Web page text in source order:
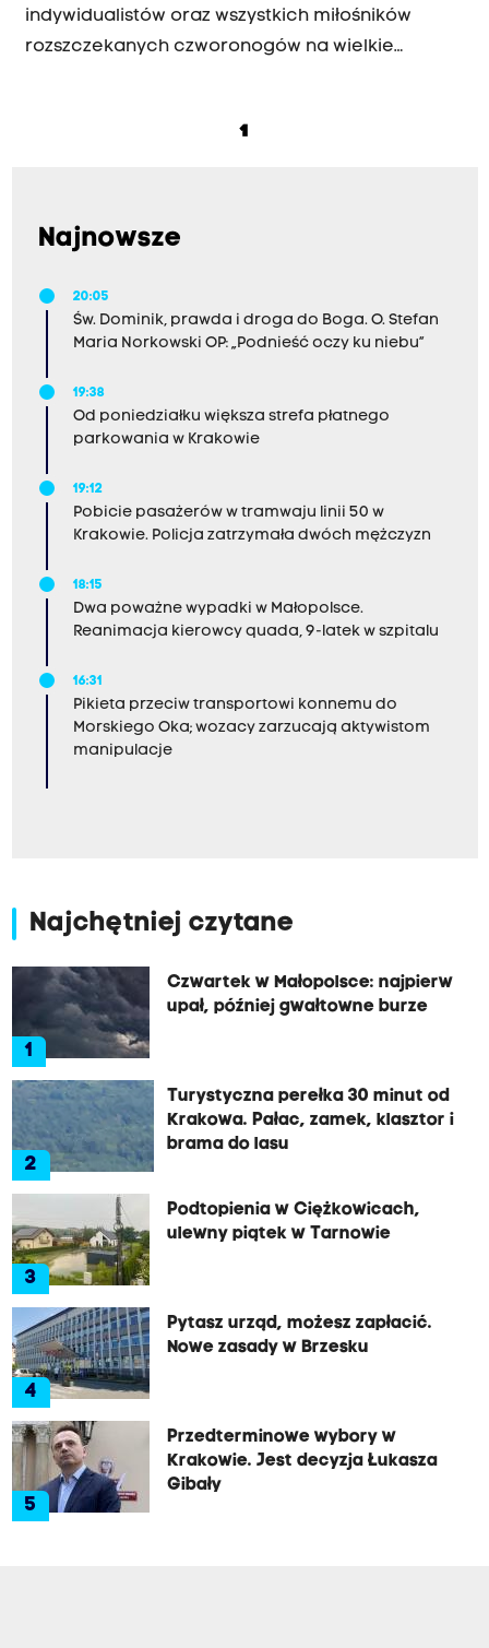
indywidualistów oraz wszystkich miłośników
rozszczekanych czworonogów na wielkie
1
Najnowsze
20:05
Św. Dominik, prawda i droga do Boga. O. Stefan
Maria Norkowski OP: „Podnieść oczy ku niebu”
19:38
Od poniedziałku większa strefa płatnego
parkowania w Krakowie
19:12
Pobicie pasażerów w tramwaju linii 50 w
Krakowie. Policja zatrzymała dwóch mężczyzn
18:15
Dwa poważne wypadki w Małopolsce.
Reanimacja kierowcy quada, 9-latek w szpitalu
16:31
Pikieta przeciw transportowi konnemu do
Morskiego Oka; wozacy zarzucają aktywistom
manipulacje
Najchętniej czytane
1
Czwartek w Małopolsce: najpierw
upał, później gwałtowne burze
2
Turystyczna perełka 30 minut od
Krakowa. Pałac, zamek, klasztor i
brama do lasu
3
Podtopienia w Ciężkowicach,
ulewny piątek w Tarnowie
4
Pytasz urząd, możesz zapłacić.
Nowe zasady w Brzesku
5
Przedterminowe wybory w
Krakowie. Jest decyzja Łukasza
Gibały